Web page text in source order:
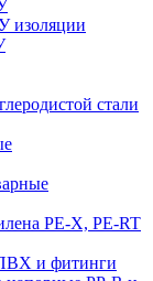
изоляции
стали
PE-X, PE-RT
и фитинги